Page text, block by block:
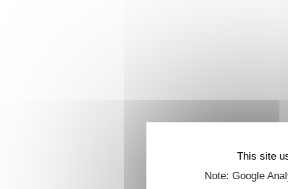
This site
Note: Google